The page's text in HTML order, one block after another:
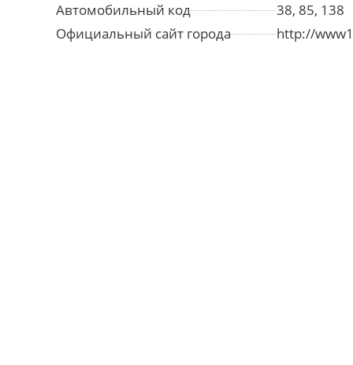
Автомобильный код
38, 85, 138
Официальный сайт города
http://